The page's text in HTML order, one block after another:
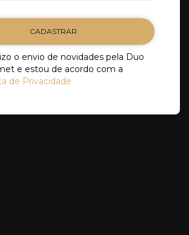
CADASTRAR
o envio de novidades pela Duo
e estou de acordo com a
de Privacidade